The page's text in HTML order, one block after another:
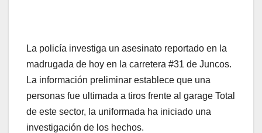
La policía investiga un asesinato reportado en la
madrugada de hoy en la carretera #31 de Juncos.
La información preliminar establece que una
personas fue ultimada a tiros frente al garage Total
de este sector, la uniformada ha iniciado una
investigación de los hechos.